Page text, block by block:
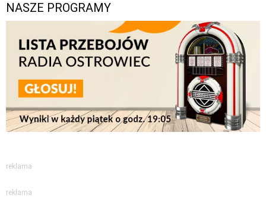
NASZE PROGRAMY
reklama
reklama